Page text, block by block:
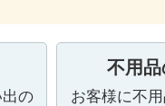
の
不用
お客様に不